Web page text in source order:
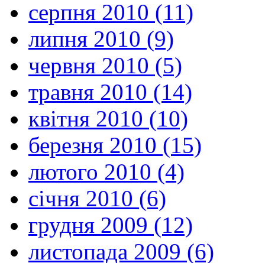
серпня 2010 (11)
липня 2010 (9)
червня 2010 (5)
травня 2010 (14)
квітня 2010 (10)
березня 2010 (15)
лютого 2010 (4)
січня 2010 (6)
грудня 2009 (12)
листопада 2009 (6)